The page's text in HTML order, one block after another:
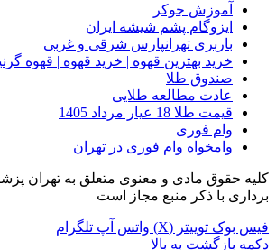
آموزش جوکر
ایزوگام پشم شیشه ایران
باربری تهرانپارس شرقی و غربی
خرید بهترین قهوه | خرید قهوه | قهوه
صندوق طلا
عادت مطالعه طلایی
قیمت طلا 18 عیار مرداد 1405
وام فوری
وامخواه وام فوری در تهران
کلیه حقوق مادی و معنوی متعلق به تهران
برداری با ذکر منبع مجاز است
فیس بوک توییتر (X) واتس آپ تلگرام
دکمه بازگشت به بالا